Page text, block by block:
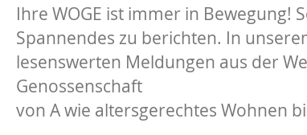
Ihre WOGE ist immer in Bewegung!
Spannendes zu berichten. In
lesenswerten Meldungen aus der
Genossenschaft
von A wie altersgerechtes Wohnen